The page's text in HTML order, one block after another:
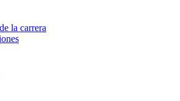
la carrera